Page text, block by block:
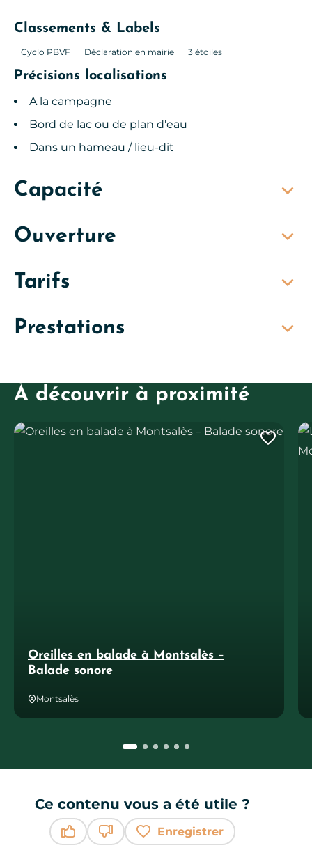
Classements & Labels
Cyclo PBVF Déclaration en mairie 3 étoiles
Précisions localisations
A la campagne
Bord de lac ou de plan d'eau
Dans un hameau / lieu-dit
Capacité
Ouverture
Tarifs
Prestations
À découvrir à proximité
Oreilles en balade à Montsalès –
Balade sonore
Montsalès
Oreilles en balade à Montsalès – Balade sonore
Ce contenu vous a été utile ?
Enregistrer